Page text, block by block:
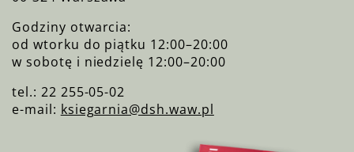
Godziny otwarcia:
od wtorku do piątku 12:00–20:00
w sobotę i niedzielę 12:00–20:00
tel.: 22 255-05-02
e-mail: ksiegarnia@dsh.waw.pl